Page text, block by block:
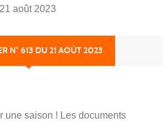
août 2023
N° 613 DU 21 AOÛT 2023
une saison ! Les documents